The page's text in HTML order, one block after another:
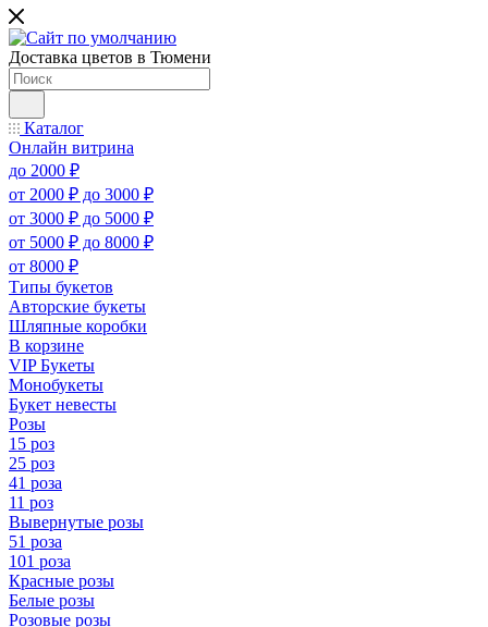
Доставка цветов в Тюмени
Каталог
Онлайн витрина
до 2000 ₽
от 2000 ₽ до 3000 ₽
от 3000 ₽ до 5000 ₽
от 5000 ₽ до 8000 ₽
от 8000 ₽
Типы букетов
Авторские букеты
Шляпные коробки
В корзине
VIP Букеты
Монобукеты
Букет невесты
Розы
15 роз
25 роз
41 роза
11 роз
Вывернутые розы
51 роза
101 роза
Красные розы
Белые розы
Розовые розы